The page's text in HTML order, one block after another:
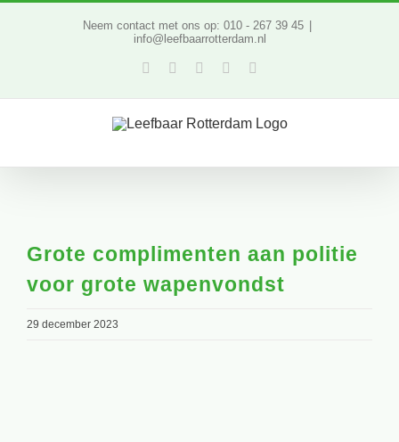
Neem contact met ons op: 010 - 267 39 45
info@leefbaarrotterdam.nl
Facebook
TwitterYouTubeLinkedIn
Grote complimenten aan politie
voor grote wapenvondst
29 december 2023